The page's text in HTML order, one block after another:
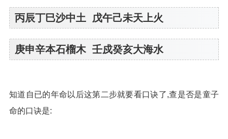
丙辰丁巳沙中土 戊午己未天上火
庚申辛本石榴木 壬戍癸亥大海水
知道自已的年命以后这第二步就要看口诀了,查是否是童子
命的口诀是: